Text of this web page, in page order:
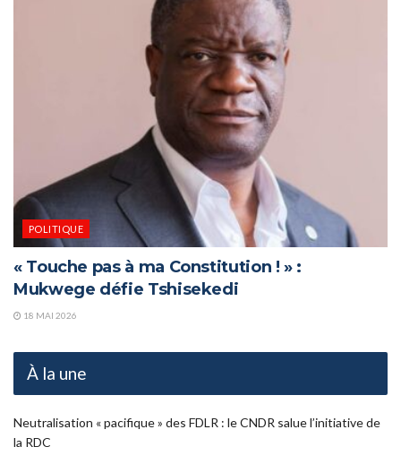
POLITIQUE
« Touche pas à ma Constitution ! » :
Mukwege défie Tshisekedi
18 MAI 2026
À la une
Neutralisation « pacifique » des FDLR : le CNDR salue l’initiative de
la RDC